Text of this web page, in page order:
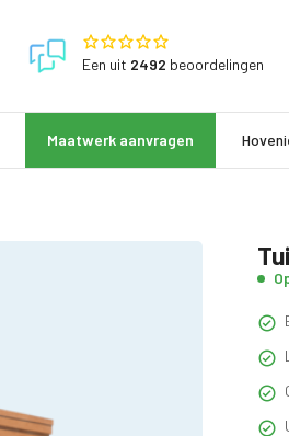
Een uit 2492 beoordelingen
Maatwerk aanvragen